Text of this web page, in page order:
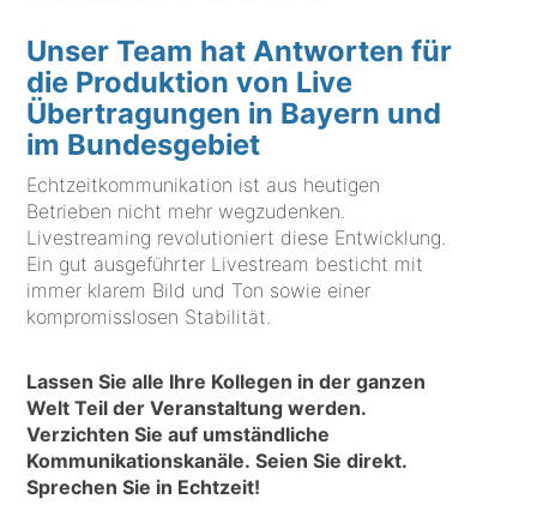
Unser Team hat Antworten für
die Produktion von Live
Übertragungen in Bayern und
im Bundesgebiet
Echtzeitkommunikation ist aus heutigen
Betrieben nicht mehr wegzudenken.
Livestreaming revolutioniert diese Entwicklung.
Ein gut ausgeführter Livestream besticht mit
immer klarem Bild und Ton sowie einer
kompromisslosen Stabilität.
Lassen Sie alle Ihre Kollegen in der ganzen
Welt Teil der Veranstaltung werden.
Verzichten Sie auf umständliche
Kommunikationskanäle. Seien Sie direkt.
Sprechen Sie in Echtzeit!